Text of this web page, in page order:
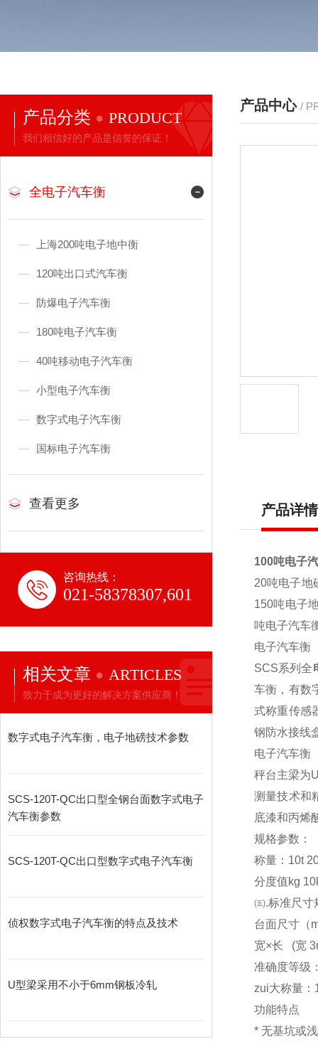
产品分类 PRODUCT
我们相信好的产品是信誉的保证！
全电子汽车衡
上海200吨电子地中衡
120吨出口式汽车衡
防爆电子汽车衡
180吨电子汽车衡
40吨移动电子汽车衡
小型电子汽车衡
数字式电子汽车衡
国标电子汽车衡
查看更多
咨询热线：
021-58378307,601
相关文章 ARTICLES
致力于成为更好的解决方案供应商！
数字式电子汽车衡，电子地磅技术参数
SCS-120T-QC出口型全钢台面数字式电子
汽车衡参数
SCS-120T-QC出口型数字式电子汽车衡
侦权数字式电子汽车衡的特点及技术
U型梁采用不小于6mm钢板冷轧
产品中心 /
产品详情
100吨电子
20吨电子地
150吨电子
吨电子汽车
电子汽车衡
SCS系列全
车衡，有数
式称重传感
钢防水接线
电子汽车衡
秤台主梁为
测量技术和
底漆和丙烯
规格参数：
称量：10t
分度值kg
㈤.标准尺寸
台面尺寸（
宽×长 (宽
准确度等级
zui大称量：
功能特点
* 无基坑